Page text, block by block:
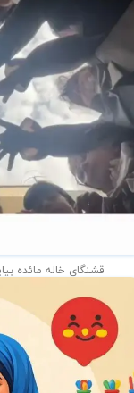
قشنگای خاله مائده